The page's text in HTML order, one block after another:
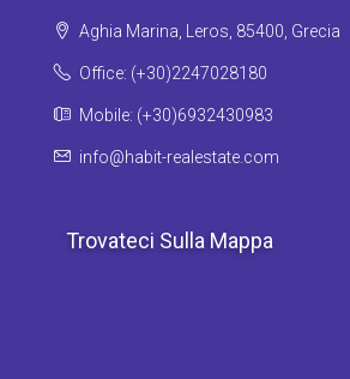
Aghia Marina, Leros, 85400, Grecia
Office: (+30)2247028180
Mobile: (+30)6932430983
info@habit-realestate.com
Trovateci Sulla Mappa